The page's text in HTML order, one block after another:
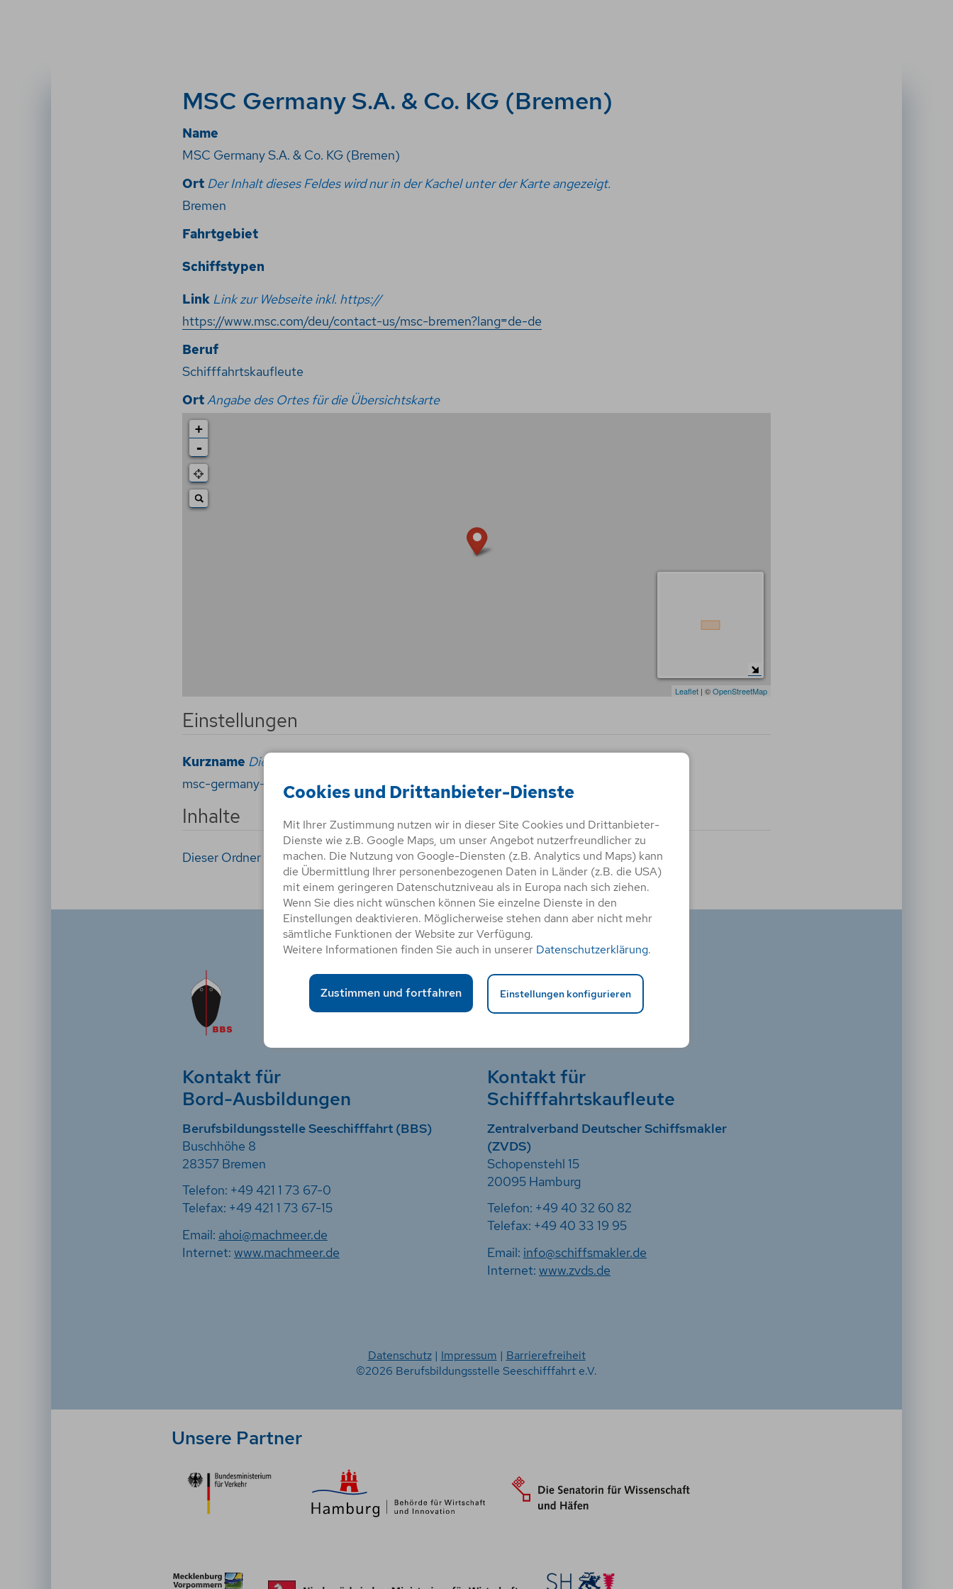
MSC Germany S.A. & Co. KG (Bremen)
Name
MSC Germany S.A. & Co. KG (Bremen)
Ort Der Inhalt dieses Feldes wird nur in der Kachel unter der Karte angezeigt.
Bremen
Fahrtgebiet
Schiffstypen
Link Link zur Webseite inkl. https://
https://www.msc.com/deu/contact-us/msc-bremen?lang=de-de
Beruf
Schifffahrtskaufleute
Ort Angabe des Ortes für die Übersichtskarte
+
-
Leaflet | ©OpenStreetMap
Einstellungen
Kurzname Dieser Name wird in der Adressleiste des Browsers angezeigt.
msc-germany-sa-co-kg
Inhalte
Dieser Ordner hat zur Zeit keinen Inhalt.
Folge uns!
Kontakt für
Bord-Ausbildungen
Berufsbildungsstelle Seeschifffahrt (BBS)
Buschhöhe 8
28357 Bremen
Telefon: +49 421 1 73 67-0
Telefax: +49 421 1 73 67-15
Email: ahoi@machmeer.de
Internet: www.machmeer.de
Kontakt für
Schifffahrtskaufleute
Zentralverband Deutscher Schiffsmakler
(ZVDS)
Schopenstehl 15
20095 Hamburg
Telefon: +49 40 32 60 82
Telefax: +49 40 33 19 95
Email: info@schiffsmakler.de
Internet: www.zvds.de
Datenschutz| Impressum | Barrierefreiheit
©2026 Berufsbildungsstelle Seeschifffahrt e.V.
Unsere Partner
Zustimmen und fortfahren Einstellungen konfigurieren
Cookies und Drittanbieter-Dienste
Mit Ihrer Zustimmung nutzen wir in dieser Site Cookies und Drittanbieter-
Dienste wie z.B. Google Maps, um unser Angebot nutzerfreundlicher zu
machen. Die Nutzung von Google-Diensten (z.B. Analytics und Maps) kann
die Übermittlung Ihrer personenbezogenen Daten in Länder (z.B. die USA)
mit einem geringeren Datenschutzniveau als in Europa nach sich ziehen.
Wenn Sie dies nicht wünschen können Sie einzelne Dienste in den
Einstellungen deaktivieren. Möglicherweise stehen dann aber nicht mehr
sämtliche Funktionen der Website zur Verfügung.
Weitere Informationen finden Sie auch in unserer Datenschutzerklärung.